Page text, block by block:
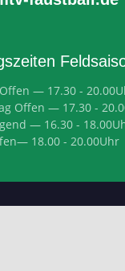
— 17.30 -
Offen — 17.30 -
— 16.30 -
18.00 - 20.00Uhr